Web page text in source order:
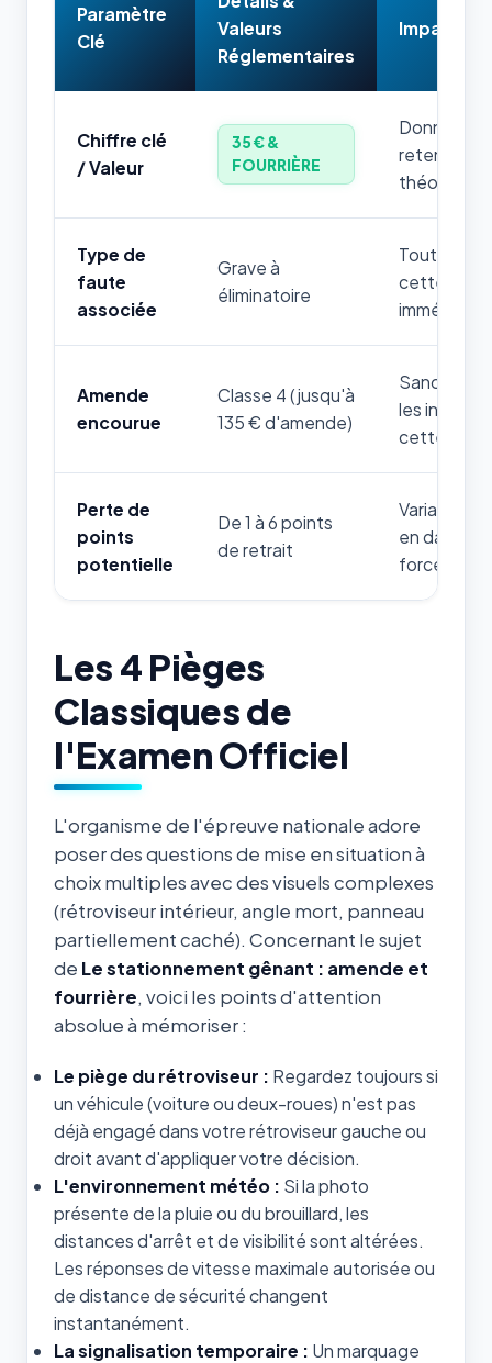
Paramètre
Clé
Valeurs
Réglementaires
Impact &
Chiffre clé
/ Valeur
35 € &
FOURRIÈRE
Donnée
retenir par
théorique.
Type de
faute
associée
Grave à
éliminatoire
Toute
cette
Amende
encourue
Classe 4 (jusqu'à
135 € d'amende)
Sanction
les
cette
Perte de
points
potentielle
De 1 à 6 points
de retrait
Variable
en danger
forces de
Les 4 Pièges
Classiques de
l'Examen Officiel
L'organisme de l'épreuve nationale adore
poser des questions de mise en situation à
choix multiples avec des visuels complexes
(rétroviseur intérieur, angle mort, panneau
partiellement caché). Concernant le sujet
de Le stationnement gênant : amende et
fourrière, voici les points d'attention
absolue à mémoriser :
Le piège du rétroviseur : Regardez toujours si
un véhicule (voiture ou deux-roues) n'est pas
déjà engagé dans votre rétroviseur gauche ou
droit avant d'appliquer votre décision.
L'environnement météo : Si la photo
présente de la pluie ou du brouillard, les
distances d'arrêt et de visibilité sont altérées.
Les réponses de vitesse maximale autorisée ou
de distance de sécurité changent
instantanément.
La signalisation temporaire : Un marquage